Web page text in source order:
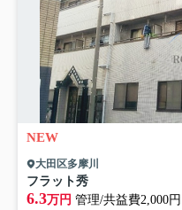
NEW
大田区多摩川
フラット秀
6.3万円 管理/共益費2,000円